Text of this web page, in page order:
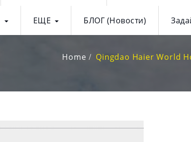
ЕЩЕ БЛОГ (Новости)
Home Qingdao Haier World